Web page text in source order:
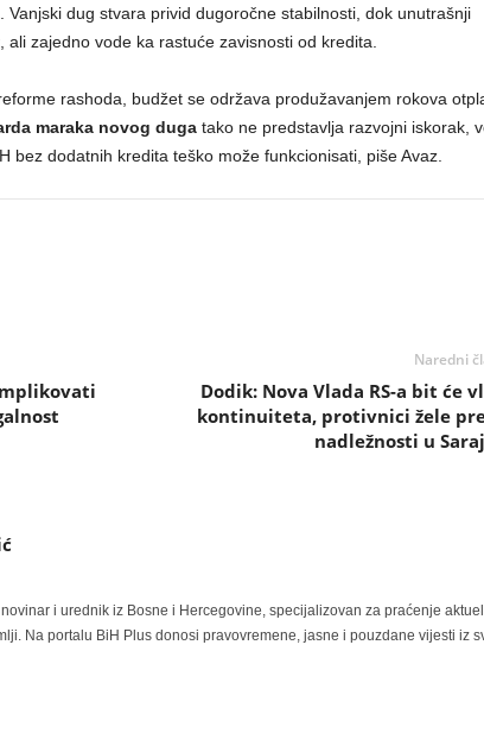
. Vanjski dug stvara privid dugoročne stabilnosti, dok unutrašnji
zajedno vode ka rastuće zavisnosti od kredita.
rashoda, budžet se održava produžavanjem rokova
maraka novog dugatako ne predstavlja razvojni iskorak,
bez dodatnih kredita teško može funkcionisati, piše Avaz.
Naredni
Dodik: Nova Vlada RS-a bit će
kontinuiteta, protivnici žele
nadležnosti u
i urednik iz Bosne i Hercegovine, specijalizovan za praćenje
Na portalu BiH Plus donosi pravovremene, jasne i pouzdane vijesti iz